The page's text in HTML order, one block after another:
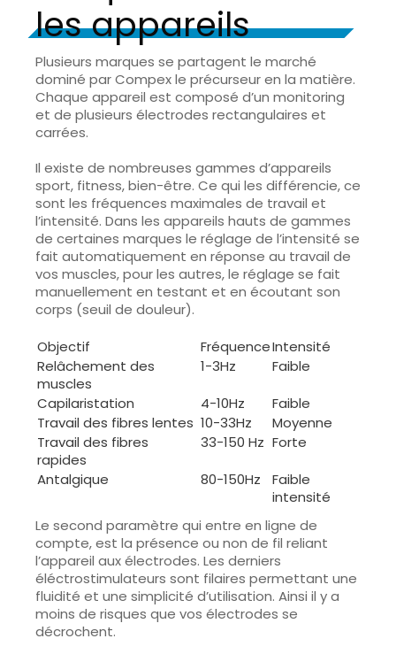
les appareils
Plusieurs marques se partagent le marché
dominé par Compex le précurseur en la matière.
Chaque appareil est composé d’un monitoring
et de plusieurs électrodes rectangulaires et
carrées.
Il existe de nombreuses gammes d’appareils
sport, fitness, bien-être. Ce qui les différencie, ce
sont les fréquences maximales de travail et
l’intensité. Dans les appareils hauts de gammes
de certaines marques le réglage de l’intensité se
fait automatiquement en réponse au travail de
vos muscles, pour les autres, le réglage se fait
manuellement en testant et en écoutant son
corps (seuil de douleur).
Objectif
FréquenceIntensité
Relâchement des
muscles
1-3Hz
Faible
Capilaristation
4-10Hz
Faible
Travail des fibres lentes 10-33Hz
Moyenne
Travail des fibres
rapides
33-150 Hz Forte
Antalgique
80-150Hz
Faible
intensité
Le second paramètre qui entre en ligne de
compte, est la présence ou non de fil reliant
l’appareil aux électrodes. Les derniers
éléctrostimulateurs sont filaires permettant une
fluidité et une simplicité d’utilisation. Ainsi il y a
moins de risques que vos électrodes se
décrochent.